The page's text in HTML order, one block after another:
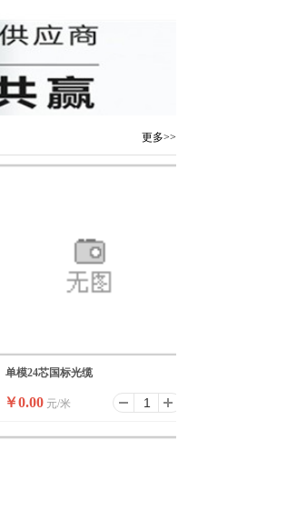
更多>>
单模24芯国标光缆
￥0.00 元/米